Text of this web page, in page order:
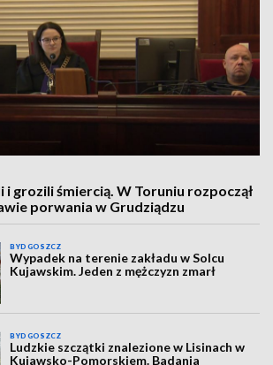
i grozili śmiercią. W Toruniu rozpoczął
porwania w Grudziądzu
BYDGOSZCZ
Wypadek na terenie zakładu w Solcu
Kujawskim. Jeden z mężczyzn zmarł
BYDGOSZCZ
Ludzkie szczątki znalezione w Lisinach w
Kujawsko-Pomorskiem. Badania